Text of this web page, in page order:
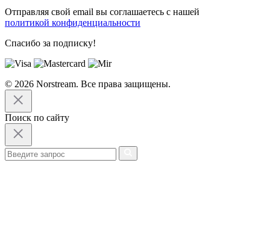
Отправляя свой email вы соглашаетесь с нашей
политикой конфиденциальности
Спасибо за подписку!
© 2026 Norstream. Все права защищены.
Поиск по сайту